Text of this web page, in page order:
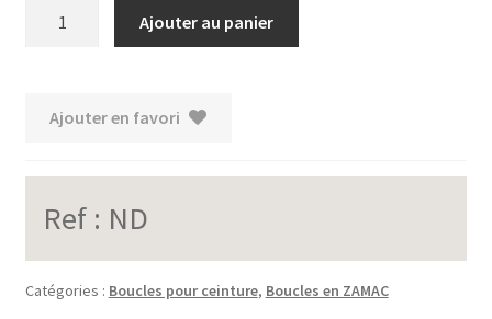
Ajouter au panier
Ajouter en favori
Ref : ND
Catégories : Boucles pour ceinture, Boucles en ZAMAC